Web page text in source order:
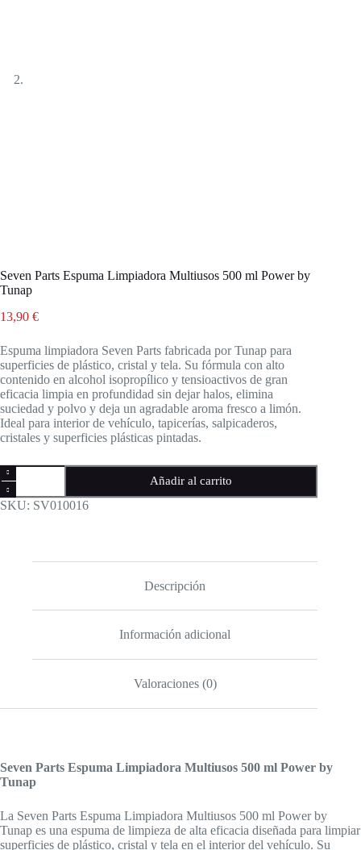
Seven Parts Espuma Limpiadora Multiusos 500 ml Power by
Tunap
13,90 €
Espuma limpiadora Seven Parts fabricada por Tunap para
superficies de plástico, cristal y tela. Su fórmula con alto
contenido en alcohol isopropílico y tensioactivos de gran
eficacia limpia en profundidad sin dejar halos, elimina
suciedad y polvo y deja un agradable aroma fresco a limón.
Ideal para interior de vehículo, tapicerías, salpicaderos,
cristales y superficies plásticas pintadas.
Seven
Parts
Espuma
Limpiadora
cantidad
Añadir al carrito
SKU: SV010016
Descripción
Información adicional
Valoraciones (0)
Seven Parts Espuma Limpiadora Multiusos 500 ml Power by
Tunap
La Seven Parts Espuma Limpiadora Multiusos 500 ml Power by
Tunap es una espuma de limpieza de alta eficacia diseñada para limpiar
superficies de plástico, cristal y tela en el interior del vehículo. Su